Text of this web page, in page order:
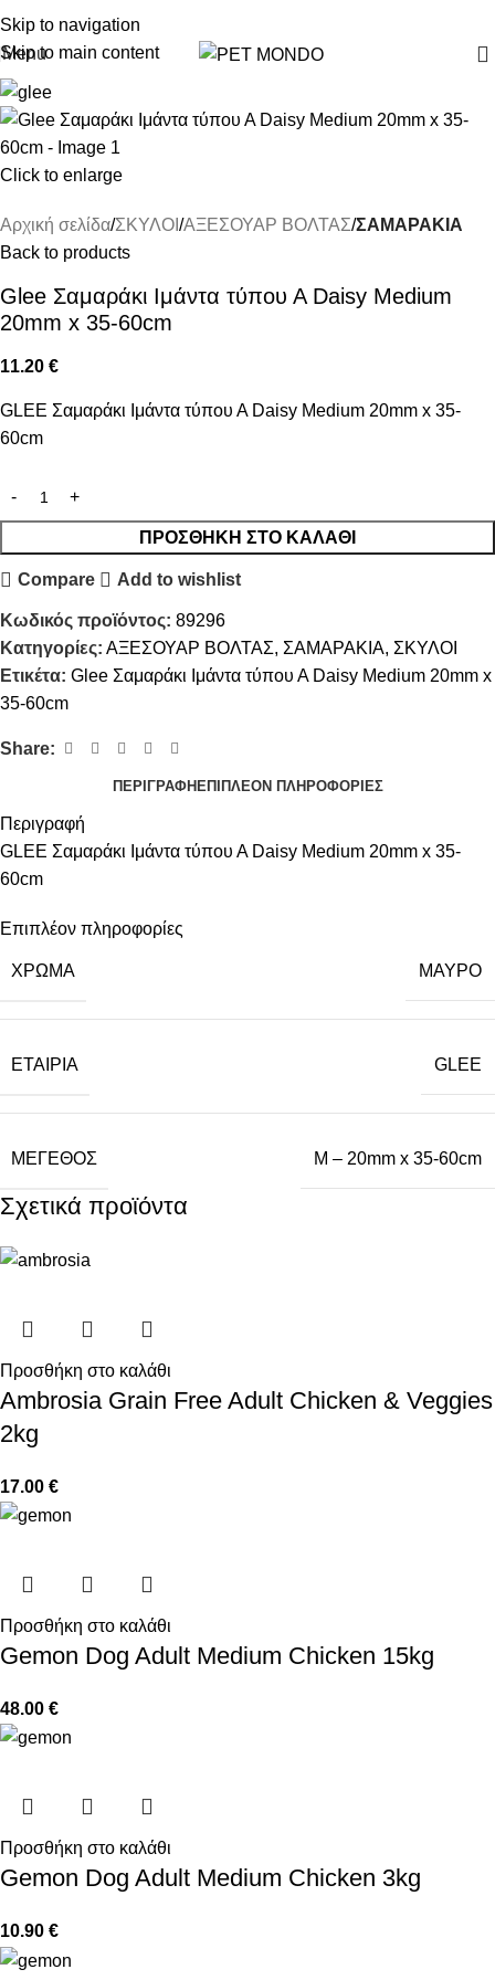
Skip to navigation
Skip to main content
ΔΩΡΕΑΝ DELIVERY ΣΤΗΝ ΠΟΛΗ ΤΗΣ ΘΕΣΣΑΛΟΝΙΚΗΣ
Menu
Click to enlarge
Αρχική σελίδα ΣΚΥΛΟΙ ΑΞΕΣΟΥΑΡ ΒΟΛΤΑΣ ΣΑΜΑΡΑΚΙΑ
Back to products
Glee Σαμαράκι Ιμάντα τύπου Α Daisy Medium
20mm x 35-60cm
11.20 €
GLEE Σαμαράκι Ιμάντα τύπου Α Daisy Medium 20mm x 35-
60cm
ΠΡΟΣΘΉΚΗ ΣΤΟ ΚΑΛΆΘΙ
Compare Add to wishlist
Κωδικός προϊόντος: 89296
Κατηγορίες: ΑΞΕΣΟΥΑΡ ΒΟΛΤΑΣ, ΣΑΜΑΡΑΚΙΑ, ΣΚΥΛΟΙ
Ετικέτα: Glee Σαμαράκι Ιμάντα τύπου Α Daisy Medium 20mm x
35-60cm
Share:
ΠΕΡΙΓΡΑΦΉ ΕΠΙΠΛΈΟΝ ΠΛΗΡΟΦΟΡΊΕΣ
Περιγραφή
GLEE Σαμαράκι Ιμάντα τύπου Α Daisy Medium 20mm x 35-
60cm
Επιπλέον πληροφορίες
ΧΡΩΜΑ ΜΑΥΡΟ
ΕΤΑΙΡΙΑ GLEE
ΜΕΓΕΘΟΣ M – 20mm x 35-60cm
Σχετικά προϊόντα
Προσθήκη στο καλάθι
Ambrosia Grain Free Adult Chicken & Veggies
2kg
17.00 €
Προσθήκη στο καλάθι
Gemon Dog Adult Medium Chicken 15kg
48.00 €
Προσθήκη στο καλάθι
Gemon Dog Adult Medium Chicken 3kg
10.90 €